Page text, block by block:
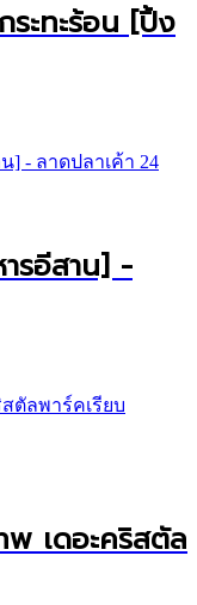
ระทะร้อน [ปิ้ง
รอีสาน] -
เดอะคริสตัล